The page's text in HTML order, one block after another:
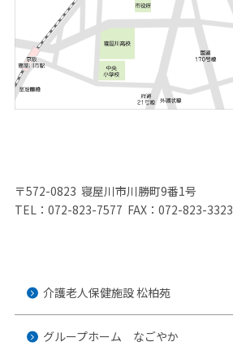
介護老人保健施設 松柏苑
グループホーム なごやか
〒572-0823 寝屋川市川勝町9番1号
TEL：072-823-7577 FAX：072-823-3323